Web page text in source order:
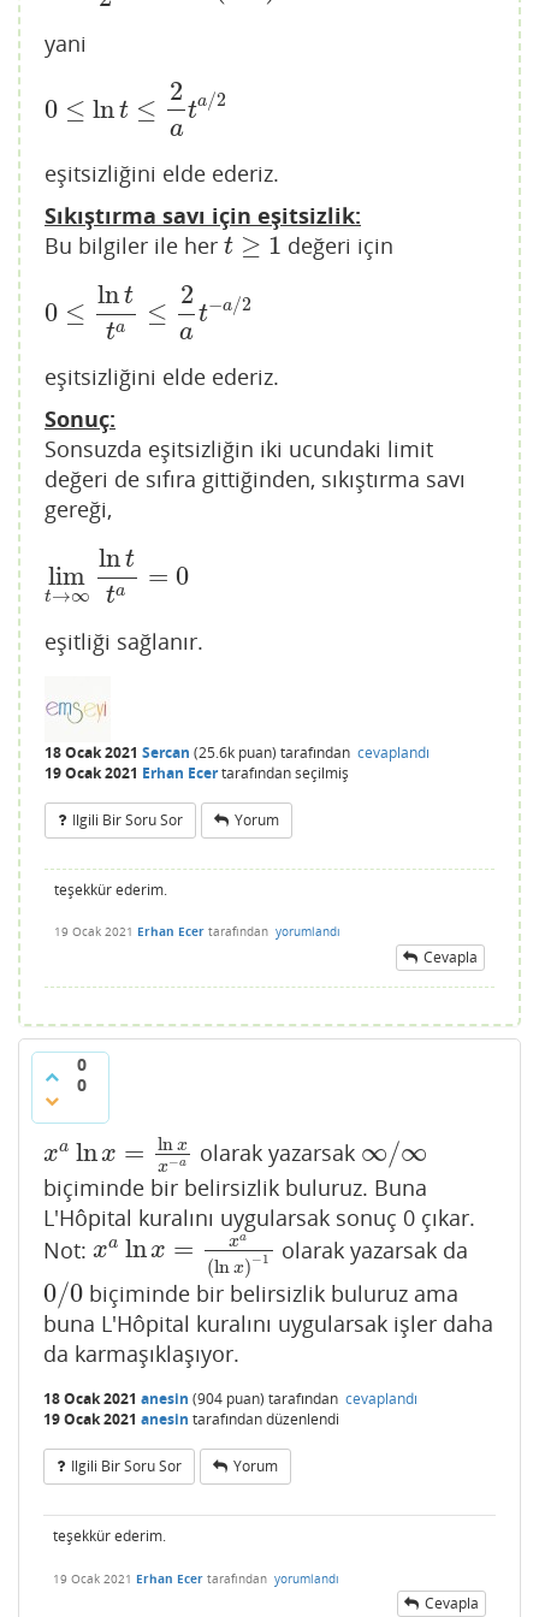
yani
0 ≤ lnt ≤
2
a
ta/2
0 ≤lnt≤ 2a ta/2
eşitsizliğini elde ederiz.
Sıkıştırma savı için eşitsizlik:
Bu bilgiler ile her t ≥ 1
t≥ 1 değeri için
0 ≤
lnt
ta ≤
2
a
t−a/2
0≤ lntta ≤2a t−a/2
eşitsizliğini elde ederiz.
Sonuç:
Sonsuzda eşitsizliğin iki ucundaki limit
değeri de sıfıra gittiğinden, sıkıştırma savı
gereği,
lim
t→∞
lnt
ta = 0
limt→∞ln ta =0
eşitliği sağlanır.
18 Ocak 2021 Sercan (25.6k puan) tarafından cevaplandı
19 Ocak 2021 Erhan Ecertarafındanseçilmiş
Ilgili Bir Soru Sor Yorum
teşekkür ederim.
19 Ocak 2021 Erhan Ecer tarafından yorumlandı
Cevapla
0
0
xa lnx = ln x
x−a
xalnx=lnxx −a olarak yazarsak ∞/∞
∞/∞
biçiminde bir belirsizlik buluruz. Buna
L'Hôpital kuralını uygularsak sonuç 0 çıkar.
Not: xa lnx = xa
(ln x)−1
xalnx=x a(lnx)−1 olarak yazarsak da
0/0
0/0 biçiminde bir belirsizlik buluruz ama
buna L'Hôpital kuralını uygularsak işler daha
da karmaşıklaşıyor.
18 Ocak 2021 anesin (904 puan) tarafından cevaplandı
19 Ocak 2021 anesin tarafındandüzenlendi
Ilgili Bir Soru Sor Yorum
teşekkür ederim.
19 Ocak 2021 Erhan Ecer tarafından yorumlandı
Cevapla